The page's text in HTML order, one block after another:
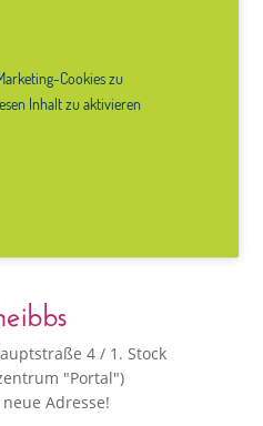
Cookies zu
Inhalt zu aktivieren
4 / 1. Stock
"Portal")
neue Adresse!